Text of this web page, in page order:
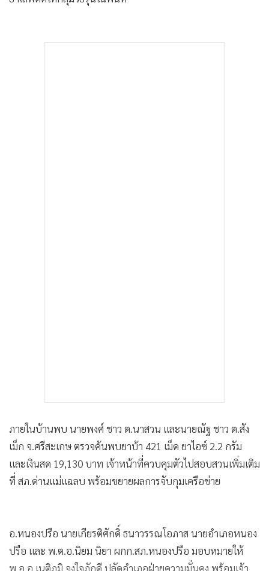
ภายในบ้านพบ นายพงศ์ ชาว ต.นาสวน และนายณัฐ ชาว ต.สัง
เม็ก จ.ศรีสะเกษ ตรวจค้นพบยาบ้า 421 เม็ด ยาไอซ์ 2.2 กรัม
และเงินสด 19,130 บาท เจ้าหน้าที่ควบคุมตัวไปสอบสวนเพิ่มเติม
ที่ สภ.ด่านแม่แฉลบ พร้อมขยายผลการจับกุมเครือข่าย
อ.หนองปรือ นายเกียรติศักดิ์ ธนาวรรณโอภาส นายอำเภอหนอง
ปรือ และ พ.ต.อ.นิยม นิยา ผกก.สภ.หนองปรือ มอบหมายให้
พ.อ.อ.เนติภูมิ จงใจภักดี ปลัดอำเภอฝ่ายความมั่นคง พร้อมเจ้า